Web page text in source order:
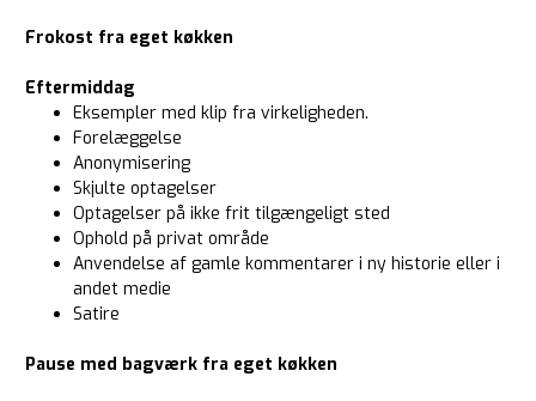
Frokost fra eget køkken
Eftermiddag
Eksempler med klip fra virkeligheden.
Forelæggelse
Anonymisering
Skjulte optagelser
Optagelser på ikke frit tilgængeligt sted
Ophold på privat område
Anvendelse af gamle kommentarer i ny historie eller i
andet medie
Satire
Pause med bagværk fra eget køkken